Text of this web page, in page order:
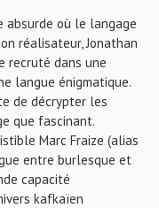
absurde où le langage
réalisateur, Jonathan
recruté dans une
langue énigmatique.
de décrypter les
que fascinant.
Marc Fraize (alias
entre burlesque et
capacité
kafkaïen